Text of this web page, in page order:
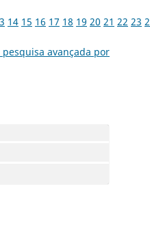
14 15 16 17 18 19 20 21 22 23
avançada por